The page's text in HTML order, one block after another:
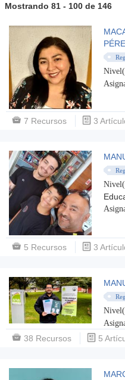
Mostrando 81 - 100 de 146
7 Recursos 3
5 Recursos 3
38 Recursos
5